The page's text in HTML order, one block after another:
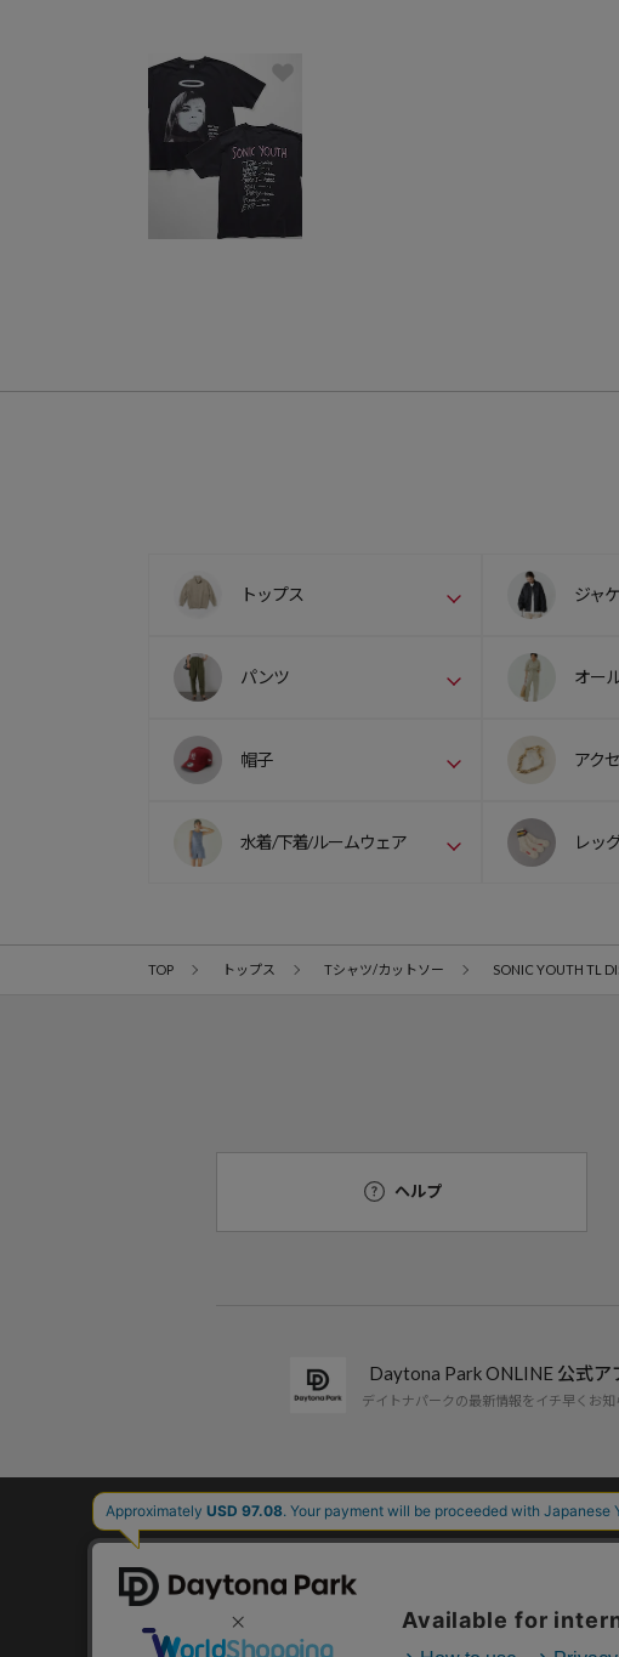
トップス ジャ
パンツ オー
帽子 アク
水着/下着/ルームウェア レッ
TOP トップス Tシャツ/カットソー SONIC YOUTH TL
ヘルプ
Daytona Park ONLINE 公式ア
デイトナパークの最新情報をイチ早くお知